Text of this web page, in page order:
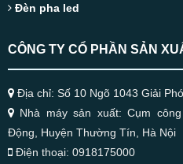
Đèn pha led
CÔNG TY CỔ PHẦN SẢN
Địa chỉ: Số 10 Ngõ 1043 Giải
Nhà máy sản xuất: Cụm
Động, Huyện Thường Tín, Hà Nội
Điện thoại: 0918175000